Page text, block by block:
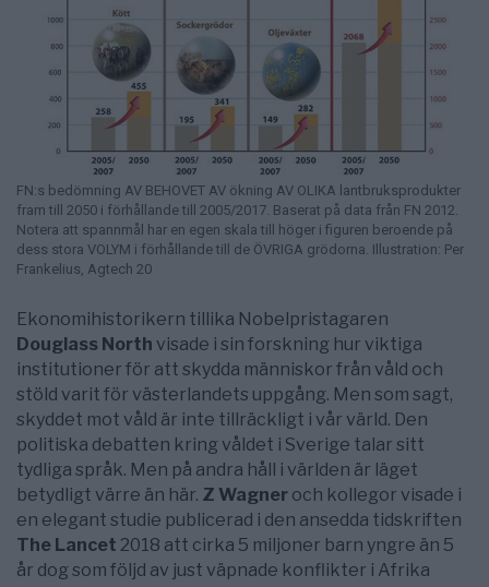
FN:s bedömning AV BEHOVET AV ökning AV OLIKA lantbruksprodukter
fram till 2050 i förhållande till 2005/2017. Baserat på data från FN 2012.
Notera att spannmål har en egen skala till höger i figuren beroende på
dess stora VOLYM i förhållande till de ÖVRIGA grödorna. Illustration: Per
Frankelius, Agtech 20
Ekonomihistorikern tillika Nobelpristagaren
Douglass North visade i sin forskning hur viktiga
institutioner för att skydda människor från våld och
stöld varit för västerlandets uppgång. Men som sagt,
skyddet mot våld är inte tillräckligt i vår värld. Den
politiska debatten kring våldet i Sverige talar sitt
tydliga språk. Men på andra håll i världen är läget
betydligt värre än här. Z Wagner och kollegor visade i
en elegant studie publicerad i den ansedda tidskriften
The Lancet 2018 att cirka 5 miljoner barn yngre än 5
år dog som följd av just väpnade konflikter i Afrika